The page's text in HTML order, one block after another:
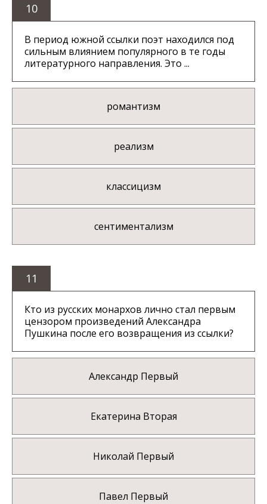
10
В период южной ссылки поэт находился под
сильным влиянием популярного в те годы
литературного направления. Это ...
романтизм
реализм
классицизм
сентиментализм
11
Кто из русских монархов лично стал первым
цензором произведений Александра
Пушкина после его возвращения из ссылки?
Александр Первый
Екатерина Вторая
Николай Первый
Павел Первый